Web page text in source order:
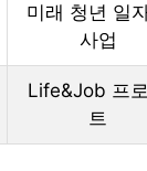
미래 청년 일
사업
Life&Job 프
트